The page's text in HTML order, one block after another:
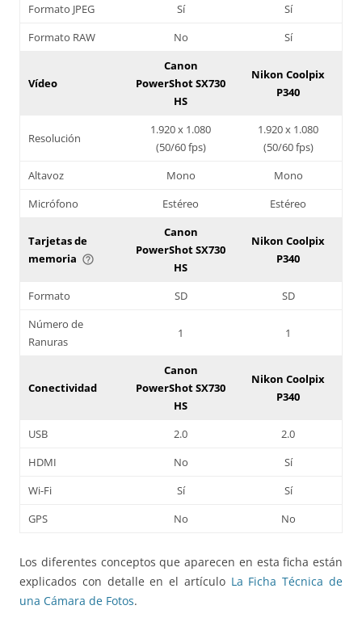
Formato JPEG Sí
Sí
Formato RAW
No Sí
Vídeo
Canon
PowerShot SX730
HS
Nikon Coolpix
P340
Resolución
1.920 x 1.080
(50/60 fps)
1.920 x 1.080
(50/60 fps)
Altavoz
Mono
Mono
Micrófono
Estéreo Estéreo
Tarjetas de
memoria help_outline
Canon
PowerShot SX730
HS
Nikon Coolpix
P340
Formato SD
SD
Número de
Ranuras
1 1
Conectividad
Canon
PowerShot SX730
HS
Nikon Coolpix
P340
USB 2.0
2.0
HDMI
No
Sí
Wi-Fi
Sí
Sí
GPS
No No
Los diferentes conceptos que aparecen en esta ficha están
explicados con detalle en el artículo La Ficha Técnica de
una Cámara de Fotos.